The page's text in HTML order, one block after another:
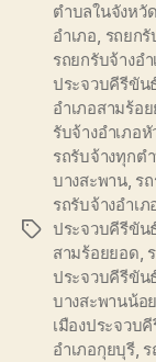
Tags
ตำบลในจังหวั
อำเภอ, รถยกรั
รถยกรับจ้างอ
ประจวบคีรีขัน
อำเภอสามร้อ
รับจ้างอำเภอ
รถรับจ้างทุกต
บางสะพาน, ร
รถรับจ้างอำเ
ประจวบคีรีขัน
สามร้อยยอด,
ประจวบคีรีขัน
บางสะพานน้อย
เมืองประจวบ
อำเภอกุยบุรี,